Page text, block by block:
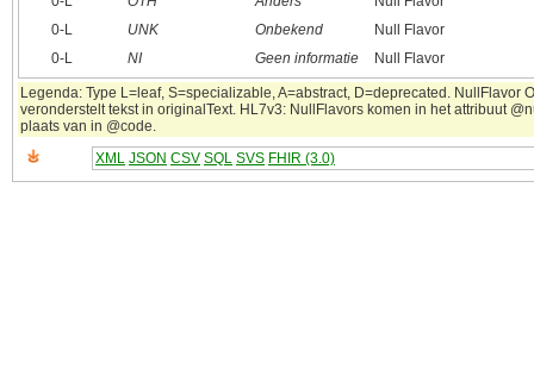
0‑L
UNK Onbekend
Null Flavor
0‑L
NI Geen informatie Null Flavor
Legenda: Type L=leaf, S=specializable, A=abstract, D=deprecated. NullFlavor
veronderstelt tekst in originalText. HL7v3: NullFlavors komen in het attribuut
plaats van in @code.
XML JSON CSV SQL SVS FHIR (3.0)